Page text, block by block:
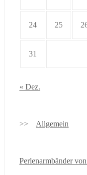
24 25
31
« Dez.
Allgemein
Perlenarmbänder